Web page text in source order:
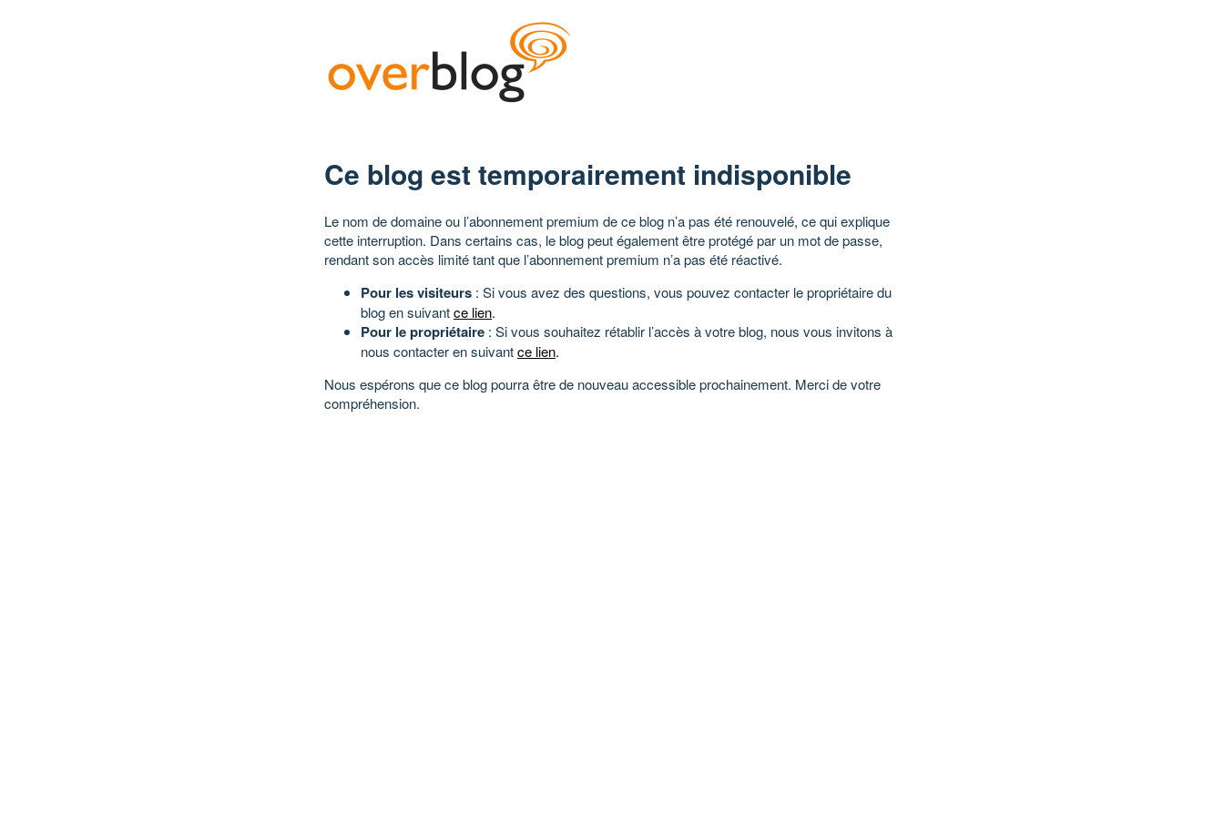
Ce blog est temporairement indisponible
Le nom de domaine ou l’abonnement premium de ce blog n’a pas été renouvelé, ce qui explique
cette interruption. Dans certains cas, le blog peut également être protégé par un mot de passe,
rendant son accès limité tant que l’abonnement premium n’a pas été réactivé.
Pour les visiteurs : Si vous avez des questions, vous pouvez contacter le propriétaire du
blog en suivantce lien.
Pour le propriétaire : Si vous souhaitez rétablir l’accès à votre blog, nous vous invitons à
nous contacter en suivantce lien.
Nous espérons que ce blog pourra être de nouveau accessible prochainement. Merci de votre
compréhension.